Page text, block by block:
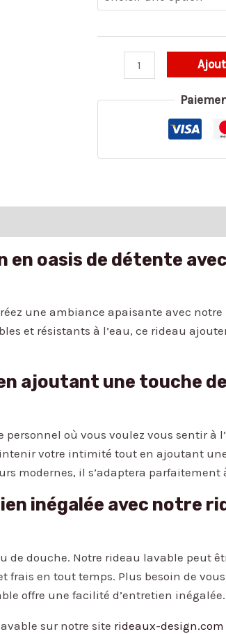
en oasis de détente
une ambiance apaisante avec
et résistants à l’eau, ce rideau
ajoutant une touche
où vous voulez vous sentir à
votre intimité tout en ajoutant
modernes, il s’adaptera parfaitement
inégalée avec notre
de douche. Notre rideau lavable peut
frais en tout temps. Plus besoin de
offre une facilité d’entretien inégalée.
sur notre site rideaux-design.com